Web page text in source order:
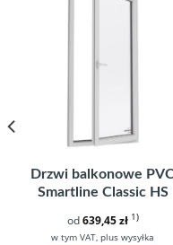
Drzwi balkonowe
Smartline Classic HS
od639,45zł1)
w tym VAT, plus wysyłka